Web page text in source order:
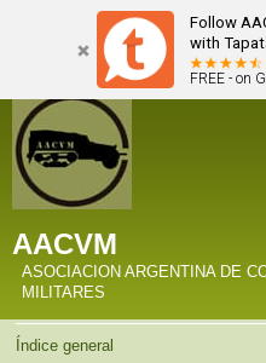
Follow
with
FREE - on
AACVM
ASOCIACION ARGENTINA DE
MILITARES
Índice general